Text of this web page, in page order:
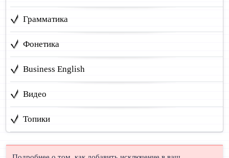
Грамматика
Фонетика
Business English
Видео
Топики